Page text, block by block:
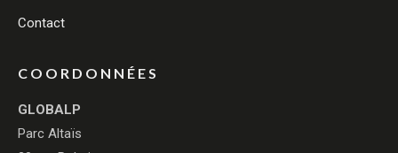
Contact
COORDONNÉES
GLOBALP
Parc Altaïs